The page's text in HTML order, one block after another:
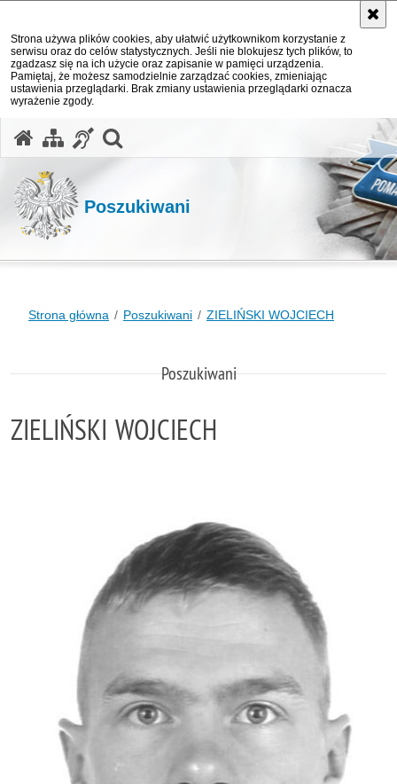
Strona używa plików cookies, aby ułatwić użytkownikom korzystanie z
serwisu oraz do celów statystycznych. Jeśli nie blokujesz tych plików, to
zgadzasz się na ich użycie oraz zapisanie w pamięci urządzenia.
Pamiętaj, że możesz samodzielnie zarządzać cookies, zmieniając
ustawienia przeglądarki. Brak zmiany ustawienia przeglądarki oznacza
wyrażenie zgody.
Poszukiwani
Strona główna Poszukiwani ZIELIŃSKI WOJCIECH
Poszukiwani
ZIELIŃSKI WOJCIECH